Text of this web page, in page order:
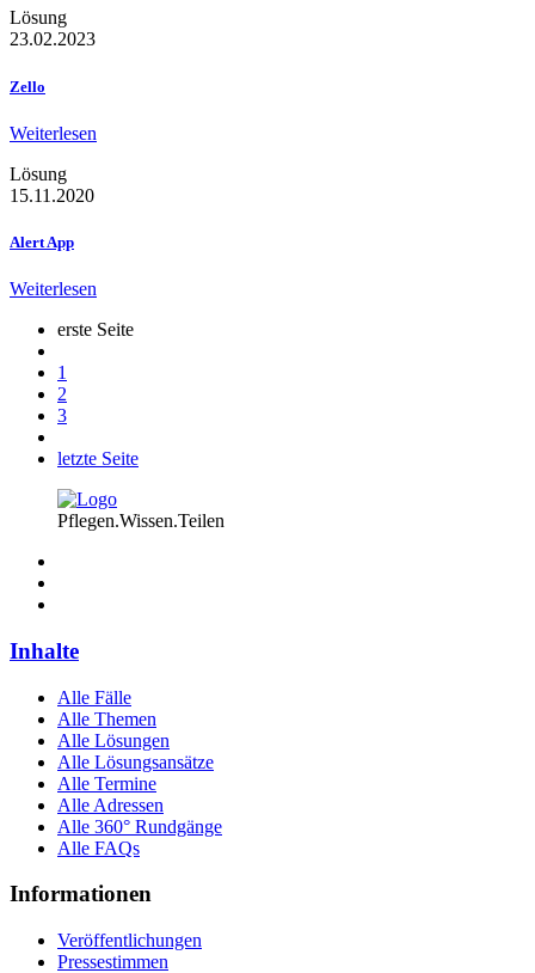
Lösung
23.02.2023
Zello
Weiterlesen
Lösung
15.11.2020
Alert App
Weiterlesen
erste Seite
1
2
3
letzte Seite
Pflegen.Wissen.Teilen
Inhalte
Alle Fälle
Alle Themen
Alle Lösungen
Alle Lösungsansätze
Alle Termine
Alle Adressen
Alle 360° Rundgänge
Alle FAQs
Informationen
Veröffentlichungen
Pressestimmen